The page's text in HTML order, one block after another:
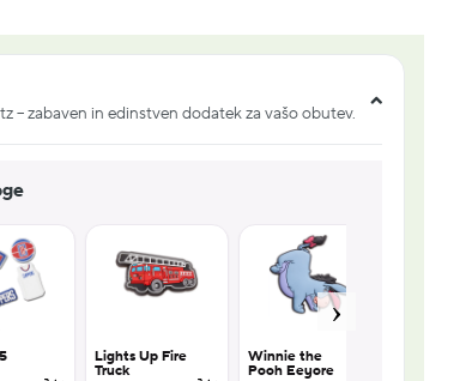
– zabaven in edinstven dodatek za vašo obutev.
Lights Up Fire
Truck
Winnie the
Pooh Eeyore